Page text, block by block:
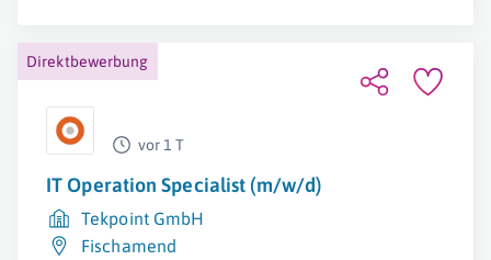
Direktbewerbung
vor 1 T
IT Operation Specialist (m/w/d)
Tekpoint GmbH
Fischamend